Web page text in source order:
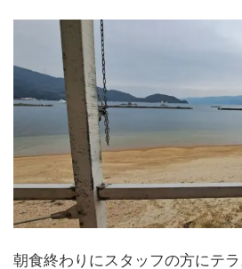
朝食終わりにスタッフの方にテ